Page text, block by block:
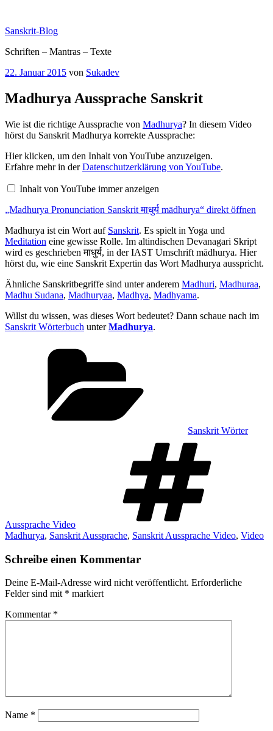
springen
Sanskrit-Blog
Schriften – Mantras – Texte
Veröffentlicht
22. Januar 2015 von Sukadev
Madhurya Aussprache Sanskrit
Wie ist die richtige Aussprache von Madhurya? In diesem Video
hörst du Sanskrit Madhurya korrekte Aussprache:
„Madhurya
Pronunciation
Sanskrit
mādhurya“
YouTube
Hier klicken, um den Inhalt von YouTube anzuzeigen.
Erfahre mehr in derDatenschutzerklärung von YouTube.
Inhalt von YouTube immer anzeigen
„Madhurya Pronunciation Sanskrit माधुर्य mādhurya“ direkt öffnen
Madhurya ist ein Wort auf Sanskrit. Es spielt in Yoga und
Meditation eine gewisse Rolle. Im altindischen Devanagari Skript
wird es geschrieben माधुर्य, in der IAST Umschrift mādhurya. Hier
hörst du, wie eine Sanskrit Expertin das Wort Madhurya ausspricht.
Ähnliche Sanskritbegriffe sind unter anderem Madhuri, Madhuraa,
Madhu Sudana, Madhuryaa, Madhya, Madhyama.
Willst du wissen, was dieses Wort bedeutet? Dann schaue nach im
Sanskrit Wörterbuch unterMadhurya.
Sanskrit Wörter
Aussprache Video
Madhurya, Sanskrit Aussprache, Sanskrit Aussprache Video, Video
Schreibe einen Kommentar
Deine E-Mail-Adresse wird nicht veröffentlicht. Erforderliche
Felder sind mit * markiert
Kommentar *
Name *